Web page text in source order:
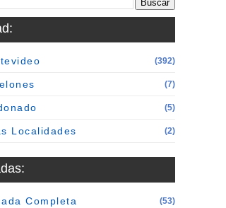
(392)
(7)
(5)
Localidades (2)
Completa (53)